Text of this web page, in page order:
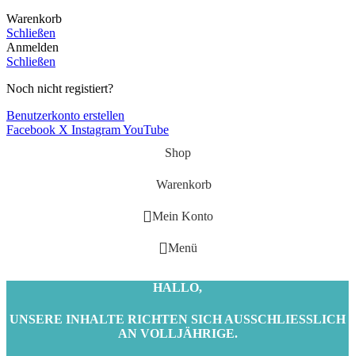
Warenkorb
Schließen
Anmelden
Schließen
Noch nicht registiert?
Benutzerkonto erstellen
Facebook X InstagramYouTube
Shop
Warenkorb
Mein Konto
Menü
HALLO,
UNSERE INHALTE RICHTEN SICH AUSSCHLIESSLICH
AN VOLLJÄHRIGE.